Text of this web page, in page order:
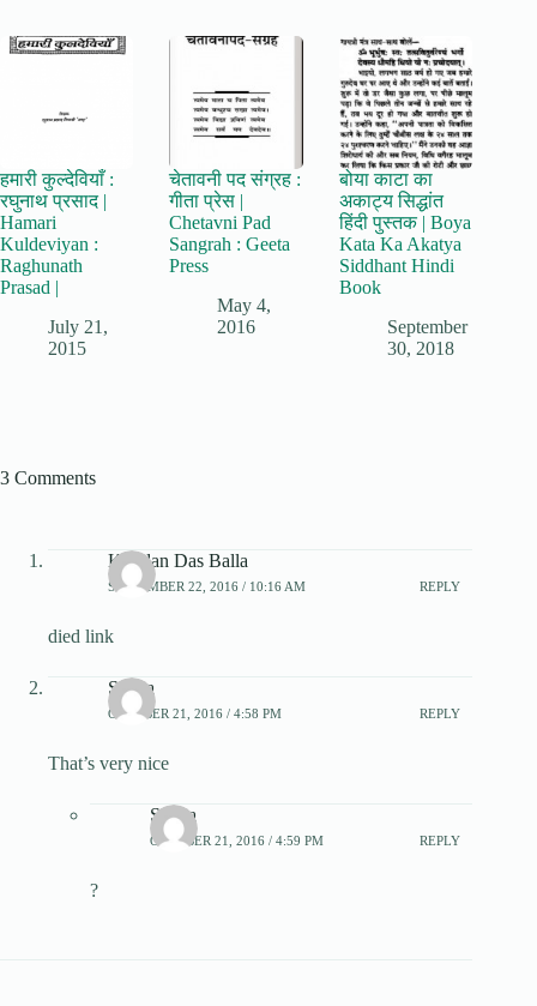
हमारी कुल्देवियाँ :
रघुनाथ प्रसाद |
Hamari
Kuldeviyan :
Raghunath
Prasad |
July 21,
2015
चेतावनी पद संग्रह :
गीता प्रेस |
Chetavni Pad
Sangrah : Geeta
Press
May 4,
2016
बोया काटा का
अकाट्य सिद्धांत
हिंदी पुस्तक | Boya
Kata Ka Akatya
Siddhant Hindi
Book
September
30, 2018
3 Comments
Kundan Das Balla
SEPTEMBER 22, 2016 / 10:16 AM REPLY
died link
Saima
OCTOBER 21, 2016 / 4:58 PM REPLY
That’s very nice
Saima
OCTOBER 21, 2016 / 4:59 PM REPLY
?